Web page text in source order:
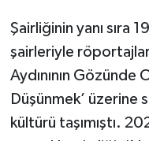
Şairliğinin yanı sıra
şairleriyle
Aydınının Gözünde
Düşünmek’ üzerine
kültürü taşımıştı.